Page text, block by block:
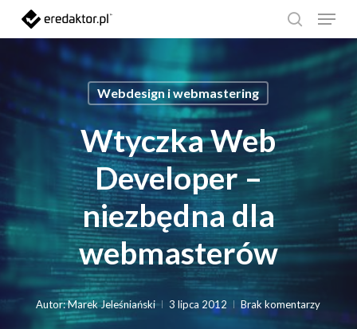
Skip
to
main
content
search
Menu
Webdesign i webmastering
Wtyczka Web
Developer –
niezbędna dla
webmasterów
Autor:Marek Jeleśniański 3 lipca 2012 Brak komentarzy
Close
Menu